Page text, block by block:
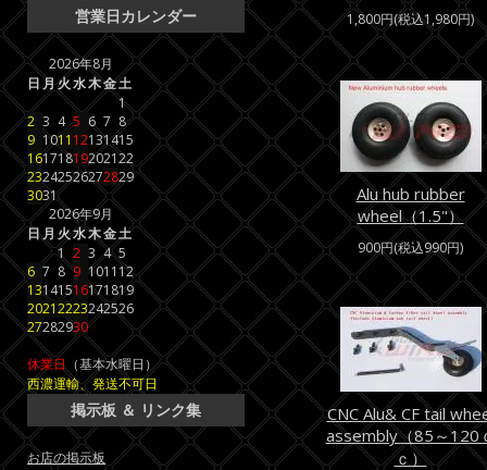
1,800円(税込1,980円)
Alu hub rubber
wheel（1.5"）
900円(税込990円)
CNC Alu& CF tail
assembly（85～120
ｃ）
営業日カレンダー
2026年8月
日月火水木金土
1
2 3 4 5 6 7 8
9 1011 12131415
16171819202122
23242526272829
3031
2026年9月
日月 火水木金土
1 2 3 4 5
6 7 8 9 1011 12
13141516171819
20212223242526
27282930
休業日 （基本水曜日）
西濃運輸、発送不可日
掲示板 ＆ リンク集
お店の掲示板